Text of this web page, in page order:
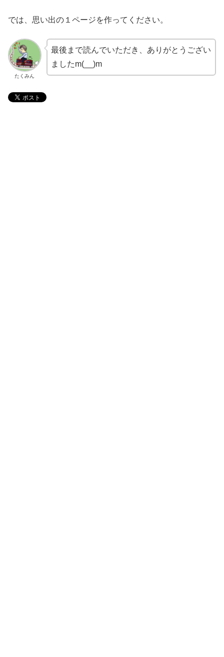
では、思い出の１ページを作ってください。
たくみん
最後まで読んでいただき、ありがとうござい
ましたm(__)m